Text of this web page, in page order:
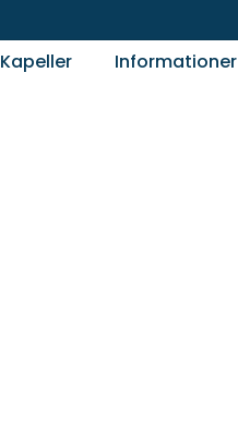
Kapeller Informationer